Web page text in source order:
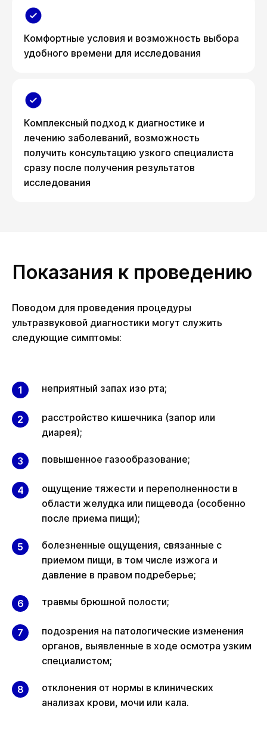
Комфортные условия и возможность выбора
удобного времени для исследования
Комплексный подход к диагностике и
лечению заболеваний, возможность
получить консультацию узкого специалиста
сразу после получения результатов
исследования
Показания к проведению
Поводом для проведения процедуры
ультразвуковой диагностики могут служить
следующие симптомы:
неприятный запах изо рта;
расстройство кишечника (запор или
диарея);
повышенное газообразование;
ощущение тяжести и переполненности в
области желудка или пищевода (особенно
после приема пищи);
болезненные ощущения, связанные с
приемом пищи, в том числе изжога и
давление в правом подреберье;
травмы брюшной полости;
подозрения на патологические изменения
органов, выявленные в ходе осмотра узким
специалистом;
отклонения от нормы в клинических
анализах крови, мочи или кала.